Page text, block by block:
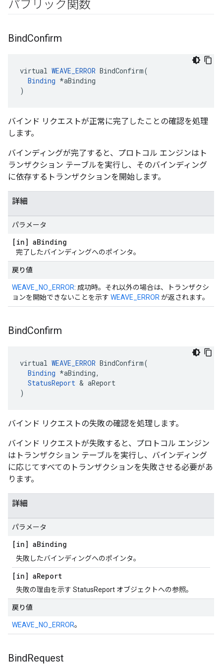
パブリック関数
BindConfirm
virtual WEAVE_ERROR BindConfirm(
Binding *aBinding
)
バインド リクエストが正常に完了したことの確認を処理
します。
バインディングが完了すると、プロトコル エンジンはト
ランザクション テーブルを実行し、そのバインディング
に依存するトランザクションを開始します。
詳細
パラメータ
[in] aBinding
完了したバインディングへのポインタ。
戻り値
WEAVE_NO_ERROR: 成功時。それ以外の場合は、トランザクシ
ョンを開始できないことを示す WEAVE_ERROR が返されます。
BindConfirm
virtual WEAVE_ERROR BindConfirm(
Binding *aBinding,
StatusReport & aReport
)
バインド リクエストの失敗の確認を処理します。
バインド リクエストが失敗すると、プロトコル エンジン
はトランザクション テーブルを実行し、バインディング
に応じてすべてのトランザクションを失敗させる必要があ
ります。
詳細
パラメータ
[in] aBinding
失敗したバインディングへのポインタ。
[in] aReport
失敗の理由を示す StatusReport オブジェクトへの参照。
戻り値
WEAVE_NO_ERROR。
BindRequest